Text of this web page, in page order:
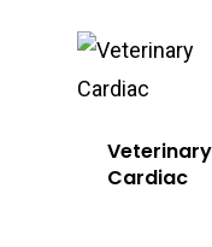
Veterinary
Cardiac